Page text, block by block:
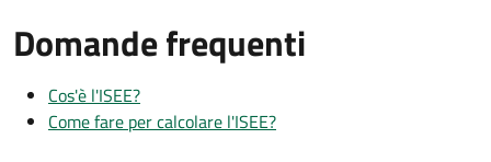
Domande frequenti
Cos'è l'ISEE?
Come fare per calcolare l'ISEE?